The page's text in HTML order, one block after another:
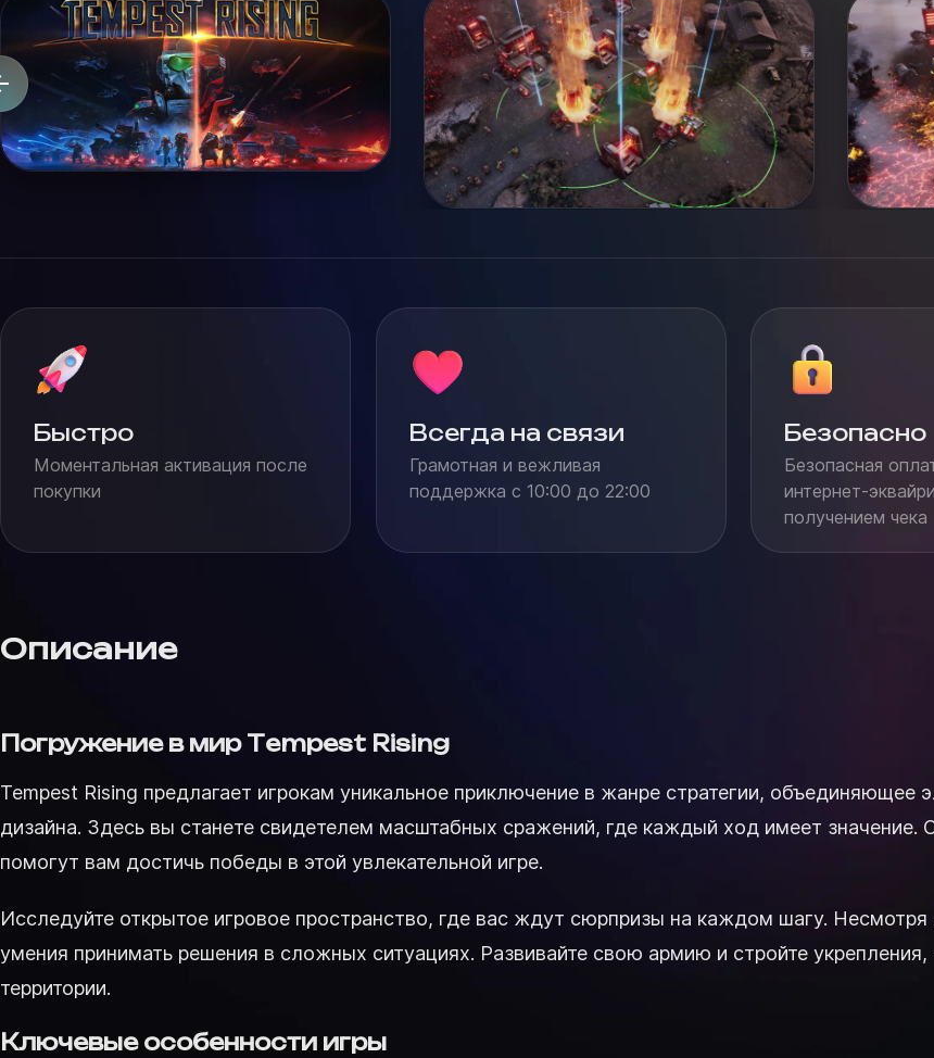
Быстро
Моментальная активация после
покупки
Всегда на связи
Грамотная и вежливая
поддержка с 10:00 до 22:00
Безопасно
Безопасная
интернет-
получением чека
Описание
Погружение в мир Tempest Rising
Tempest Rising предлагает игрокам уникальное приключение в жанре стратегии, объединяющее
дизайна. Здесь вы станете свидетелем масштабных сражений, где каждый ход имеет значение.
помогут вам достичь победы в этой увлекательной игре.
Исследуйте открытое игровое пространство, где вас ждут сюрпризы на каждом шагу. Несмотря
умения принимать решения в сложных ситуациях. Развивайте свою армию и стройте
территории.
Ключевые особенности игры